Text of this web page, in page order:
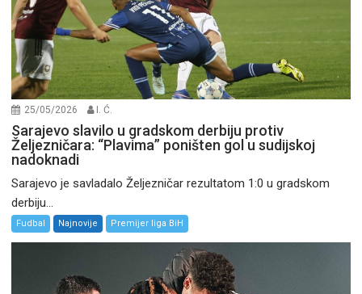
25/05/2026 I. Ć.
Sarajevo slavilo u gradskom derbiju protiv
Željezničara: “Plavima” poništen gol u sudijskoj
nadoknadi
Sarajevo je savladalo Željezničar rezultatom 1:0 u gradskom
derbiju...
Fudbal Najnovije Premijer liga BiH